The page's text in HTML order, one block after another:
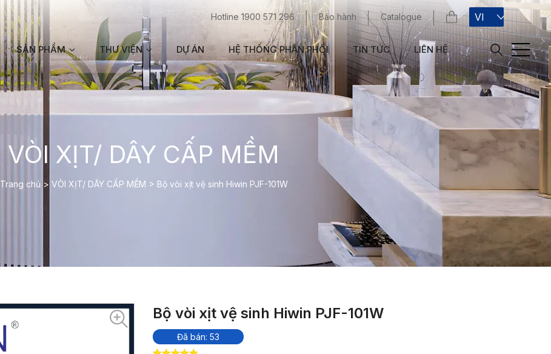
Hotline 1900 571 296 Bảo hành Catalogue VI
SẢN PHẨM THƯ VIỆN DỰ ÁN HỆ THỐNG PHÂN PHỐI TIN TỨC LIÊN HỆ
VÒI XỊT/ DÂY CẤP MỀM
Trang chủ > VÒI XỊT/ DÂY CẤP MỀM > Bộ vòi xịt vệ sinh Hiwin PJF-101W
Bộ vòi xịt vệ sinh Hiwin PJF-101W
Đã bán: 53